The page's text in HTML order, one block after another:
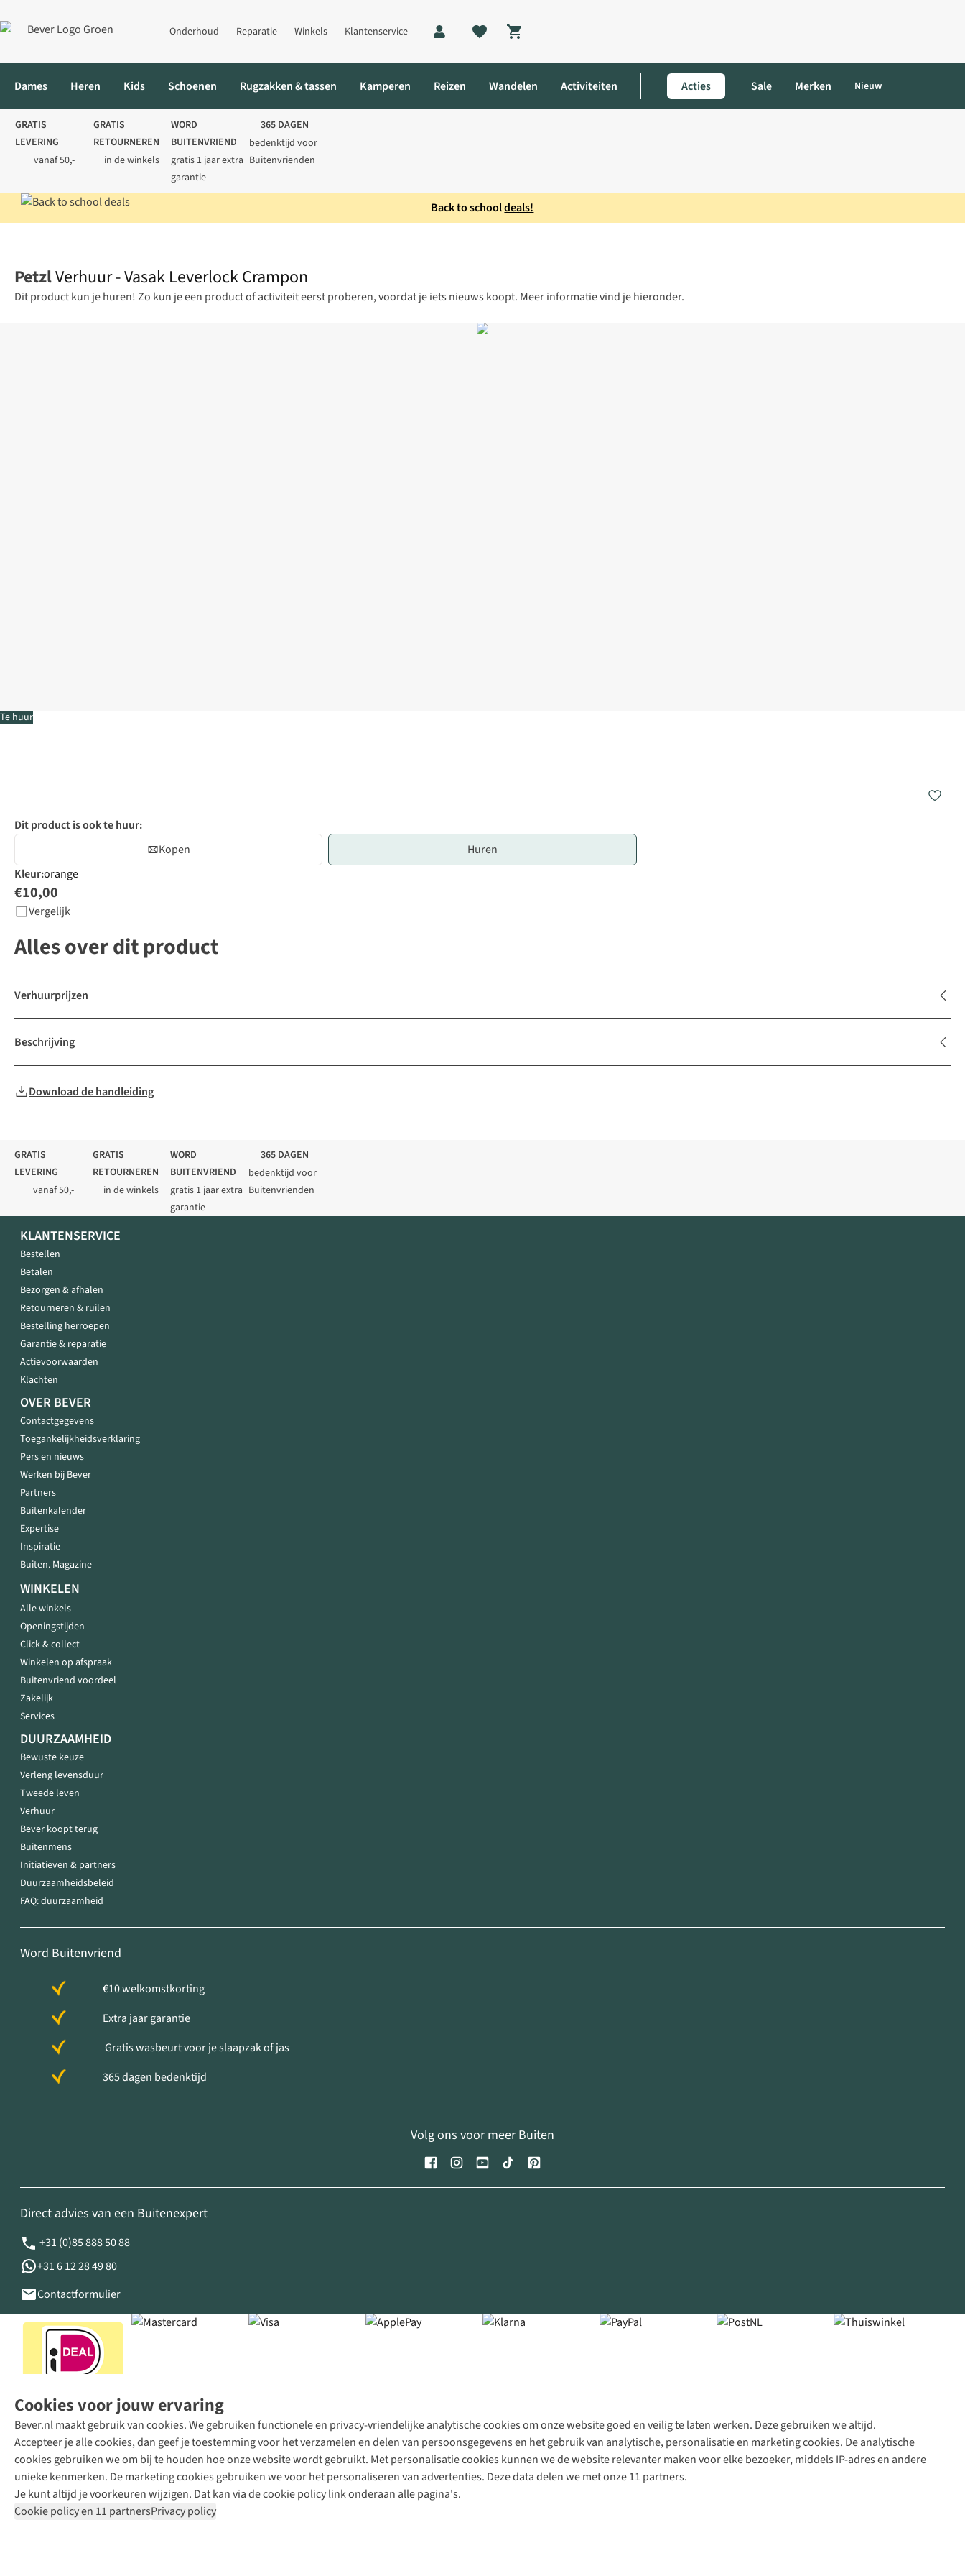
Onderhoud Reparatie Winkels Klantenservice
Shopping cart
Dames Heren Kids Schoenen Rugzakken & tassen Kamperen Reizen Wandelen Activiteiten Acties Sale Merken Nieuw
GRATIS
LEVERING
vanaf 50,-
GRATIS
RETOURNEREN
in de winkels
WORD
BUITENVRIEND
gratis 1 jaar extra
garantie
365 DAGEN
bedenktijd voor
Buitenvrienden
Back to schooldeals!
Te huur
PetzlVerhuur - Vasak Leverlock Crampon
Dit product kun je huren! Zo kun je een product of activiteit eerst proberen, voordat je iets nieuws koopt. Meer informatie vind je hieronder.
Dit product is ook te huur:
Kopen
Huren
Kleur:orange
€10,00
Vergelijk
Alles over dit product
Verhuurprijzen
Beschrijving
Download de handleiding
Cookies voor jouw ervaring
Bever.nl maakt gebruik van cookies. We gebruiken functionele en privacy-vriendelijke analytische cookies om onze website goed en veilig te laten werken. Deze gebruiken we altijd.
Accepteer je alle cookies, dan geef je toestemming voor het verzamelen en delen van persoonsgegevens en het gebruik van analytische, personalisatie en marketing cookies. De analytische
cookies gebruiken we om bij te houden hoe onze website wordt gebruikt. Met personalisatie cookies kunnen we de website relevanter maken voor elke bezoeker, middels IP-adres en andere
unieke kenmerken. De marketing cookies gebruiken we voor het personaliseren van advertenties. Deze data delen we met onze 11 partners.
Je kunt altijd je voorkeuren wijzigen. Dat kan via de cookie policy link onderaan alle pagina's.
Cookie policy en 11 partnersPrivacy policy
GRATIS
LEVERING
vanaf 50,-
GRATIS
RETOURNEREN
in de winkels
WORD
BUITENVRIEND
gratis 1 jaar extra
garantie
365 DAGEN
bedenktijd voor
Buitenvrienden
KLANTENSERVICE
Bestellen
Betalen
Bezorgen & afhalen
Retourneren & ruilen
Bestelling herroepen
Garantie & reparatie
Actievoorwaarden
Klachten
OVER BEVER
Contactgegevens
Toegankelijkheidsverklaring
Pers en nieuws
Werken bij Bever
Partners
Buitenkalender
Expertise
Inspiratie
Buiten. Magazine
WINKELEN
Alle winkels
Openingstijden
Click & collect
Winkelen op afspraak
Buitenvriend voordeel
Zakelijk
Services
DUURZAAMHEID
Bewuste keuze
Verleng levensduur
Tweede leven
Verhuur
Bever koopt terug
Buitenmens
Initiatieven & partners
Duurzaamheidsbeleid
FAQ: duurzaamheid
Word Buitenvriend
€10 welkomstkorting
Extra jaar garantie
Gratis wasbeurt voor je slaapzak of jas
365 dagen bedenktijd
Volg ons voor meer Buiten
Direct advies van een Buitenexpert
+31 (0)85 888 50 88
+31 6 12 28 49 80
Contactformulier